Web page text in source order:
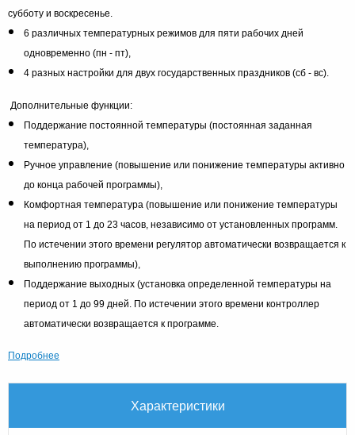
субботу и воскресенье.
6 различных температурных режимов для пяти рабочих дней
одновременно (пн - пт),
4 разных настройки для двух государственных праздников (сб - вс).
Дополнительные функции:
Поддержание постоянной температуры (постоянная заданная
температура),
Ручное управление (повышение или понижение температуры активно
до конца рабочей программы),
Комфортная температура (повышение или понижение температуры
на период от 1 до 23 часов, независимо от установленных программ.
По истечении этого времени регулятор автоматически возвращается к
выполнению программы),
Поддержание выходных (установка определенной температуры на
период от 1 до 99 дней. По истечении этого времени контроллер
автоматически возвращается к программе.
Подробнее
Характеристики